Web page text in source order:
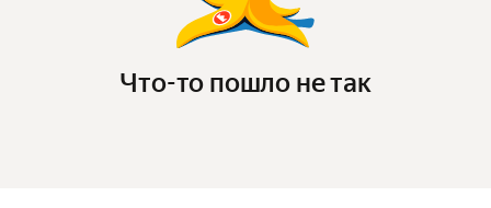
Что-то пошло не так